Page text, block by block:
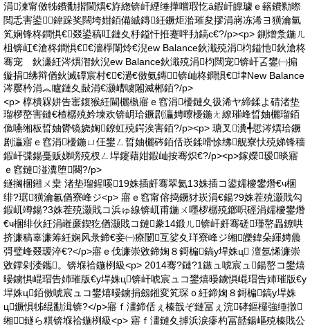
涓湅甯傚牬鐨勫揩閫熼€斿緫锛屽緸缍撶嚐瑕忔ā鍜屽皥璩ｅ簵鐨勬暩
閲忎害鍙鍏跺奖闊垮姏銆備絾鏄紝鐝炬湁璀夋摎涓嶈冻浠ヨ獚瀹氫
笂娴锋柊鐧惧€叕鍙稿叿鏈夊杽鎰忓拰蹇呯劧鎬с€?/p><p> 鍘熷洜鍦ㄦ
柤锛屸€滄柊鐧惧€€濇棦闈炩€淣ew Balance鈥濈殑涓枃鎰忚鈥滄柊
骞宠 鈥濓紝涔熼潪鈥淣ew Balance鈥濈殑涓枃闊宠锛屽叾鐢㈠搧
鏇捐绋辩偤鈥滅磹宸村€€濄€傚氨鏄锛屾柊鐧惧€垏New Balance
涔嬮枔涓︽矑鏈夊敮涓€灏嶆噳闂滅郴銆?/p>
<p> 椁樻槑姘告寚鍑猴紝閫欐槸寤ｅ窞涓櫌鏈夊彶浠ヤ締鍒よ碃渚垫
瑠椤嶅害鏈€楂樼殑妗堜欢锛岄珨鐝剧灜娉曢櫌鍦ㄤ繚璀峰晢妯欐瑠銆
佹嚥缃板晢妯欎镜娆婅鐐虹殑鍔涘害銆?/p><p> 瑭叉瀵╃悊涔熼珨鐝
剧灜寤ｅ窞涓櫌鍦ㄩ仼鐢ㄥ晢妯欐硶銆佸崁鍒嗗悇绋舰寮忕殑娣锋穯
鍜屽弽鍚戞贩娣嗙殑杈ㄥ垾鑳藉姏鍜屾按骞炽€?/p><p>鎵嬫瑷晱寤
ｅ窞鏈湴瀵堕闋?/p>
鐩搁棞鎺ㄨ枽 渚垫瑠鍟嗘19姝插皯骞翠氦13姝插コ鍙嬬櫦鐢熸€ч棞
绯?琚獚瀹氱偤寮峰ジ<p> 寤ｅ窞甯傛捣鐝犲崁涓€鍚?9姝茬殑灏戝勾
鍜屼竴鍚?3姝茬殑灏戝コ浜ゅ線锛屼甫鍦ㄨ嚜椤樼殑鎯呮硜涓嬬櫦鐢熸
€ч棞绯伙紝涓嶉亷鍥犵偤灏戝コ鏈豢14鍛ㄦ锛屽皯骞磋瑾嶅畾鐐哄
挤濂稿辜濂筹紝娴风彔鍗€妾㈠療闄互娑夊珜寮峰ジ缃皪鍏朵緷娉曟
彁璧峰叕瑷淬€?</p>寤ｅ伐濂崇敓鍗婅８鎶楄鎬у垾姝ц 澶氬悕濂崇
敓鐣剁溇鑴。锛堢祫鍦栵級<p> 2014骞?鏈?1鏃ュ唬宸ュ鍚嶅コ鐢熺
暥鐪惧崐瑁告姉璀版€у垾姝ц锛屽唬宸ュコ鐢熺暥鐪惧崐瑁告姉璀版€у
垾姝ц銆傚唬宸ュコ鐢熺暥鐪捐劔鎺変笂琛ｏ紝鍗婅８鎶楄鎬у垾姝
ц鐝惧牬绲勫湒锛?</p>寤ｆ澅鍗佸ぇ榛戠ぞ鏈冨ぇ浣硣鏂欏強缍撴
缃鐩ら粸锛堢祫鍦栵級<p> 寤ｆ澅鏈夊摢浜涙瘮杓冨嚭鍚嶇殑榛戝公